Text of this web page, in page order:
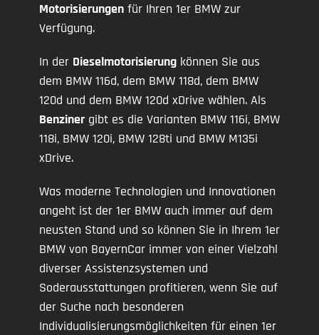
Motorisierungen für Ihren 1er BMW zur
Verfügung.
In der Dieselmotorisierung können Sie aus
dem BMW 116d, dem BMW 118d, dem BMW
120d und dem BMW 120d xDrive wählen. Als
Benziner gibt es die Varianten BMW 116i, BMW
118i, BMW 120i, BMW 128ti und BMW M135i
xDrive.
Was moderne Technologien und Innovationen
angeht ist der 1er BMW auch immer auf dem
neusten Stand und so können Sie in Ihrem 1er
BMW von BayernCar immer von einer Vielzahl
diverser Assistenzsystemen und
Soderausstattungen profitieren, wenn Sie auf
der Suche nach besonderen
Individualisierungsmöglichkeiten für einen 1er